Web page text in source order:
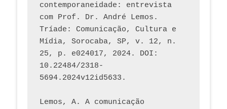
contemporaneidade: entrevista
com Prof. Dr. André Lemos.
Tríade: Comunicação, Cultura e
Mídia, Sorocaba, SP, v. 12, n.
25, p. e024017, 2024. DOI:
10.22484/2318-
5694.2024v12id5633.
Lemos, A. A comunicação